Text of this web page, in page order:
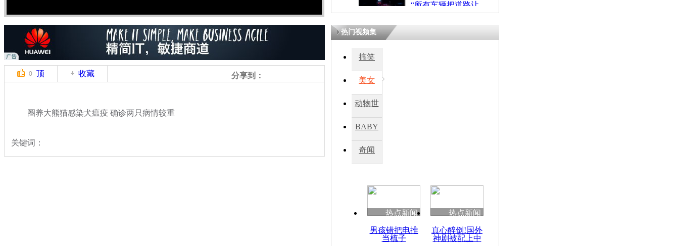
“所有车辆把道路让
开！”儿童突发疾病交
因
度苗族花山节
0 顶 收藏 分享到：
圈养大熊猫感染犬瘟疫 确诊两只病情较重
关键词：
热门视频集
搞笑
美女
动物世
BABY
秀
奇闻
热点新闻
男孩错把电推
当梳子
热点新闻
真心醉倒!国外
神剧被配上中